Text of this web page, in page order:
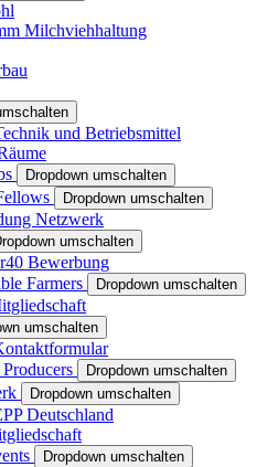
Milchviehhaltung
und Betriebsmittel
Dropdown umschalten
Dropdown umschalten
Netzwerk
umschalten
Bewerbung
Farmers
Dropdown umschalten
umschalten
Dropdown umschalten
Dropdown umschalten
Deutschland
Dropdown umschalten